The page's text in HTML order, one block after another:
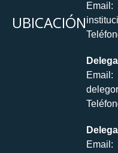
UBICACIÓN
Email:
Email:
Email: